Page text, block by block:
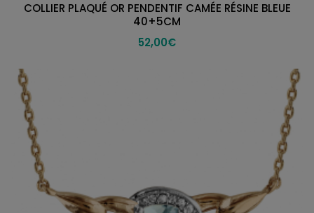
COLLIER PLAQUÉ OR PENDENTIF CAMÉE RÉSINE BLEUE
40+5CM
52,00€